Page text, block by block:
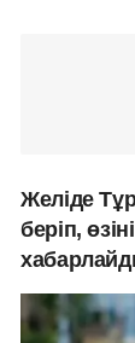
Желіде
беріп,